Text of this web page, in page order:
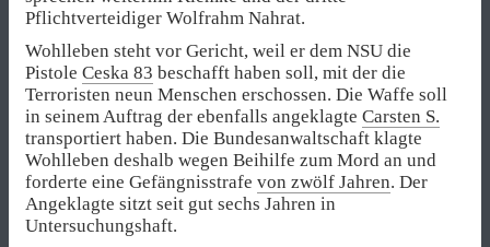
Pflichtverteidiger Wolfrahm Nahrat.
Wohlleben steht vor Gericht, weil er dem NSU die
Pistole Ceska 83 beschafft haben soll, mit der die
Terroristen neun Menschen erschossen. Die Waffe soll
in seinem Auftrag der ebenfalls angeklagte Carsten S.
transportiert haben. Die Bundesanwaltschaft klagte
Wohlleben deshalb wegen Beihilfe zum Mord an und
forderte eine Gefängnisstrafe von zwölf Jahren. Der
Angeklagte sitzt seit gut sechs Jahren in
Untersuchungshaft.